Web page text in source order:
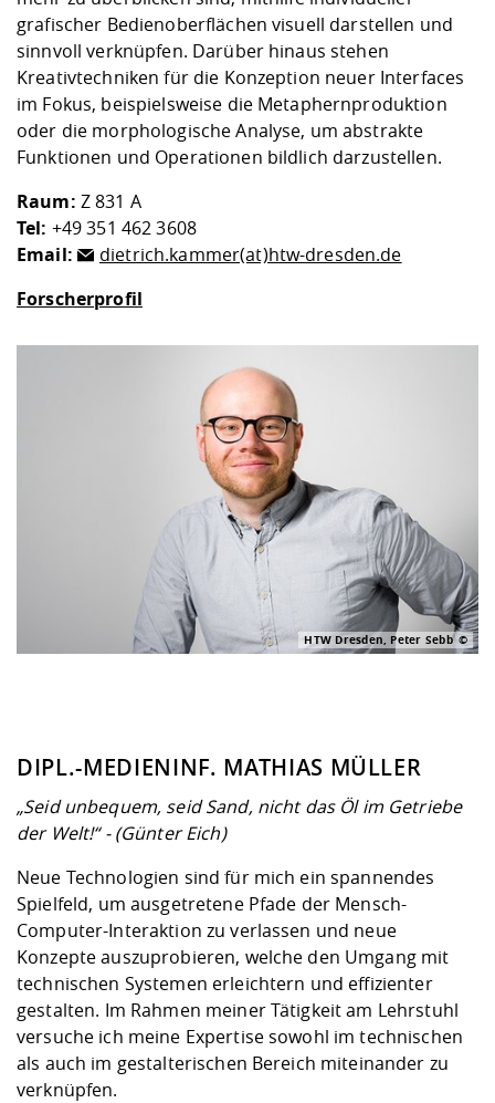
Vorbereitung
Checkliste zum
Studien- und
Digitales Lernen
Fremdsprachen
Studieren in
Lebenslagen
Angebote der
Career Service
Lehren,
Weiterbilden im
Internationale
Formulare und
FIS -
Prototyping und
Gründung und
Kontakt &
Klimaschutz &
Gremien und
Informatik/
Landbau/
Maschinenbau
Angebote für Unternehmen
Kontakt und Anfahrt
Qualitätssicherung
grafischer Bedienoberflächen visuell darstellen und
sinnvoll verknüpfen. Darüber hinaus stehen
Kreativtechniken für die Konzeption neuer Interfaces
im Fokus, beispielsweise die Metaphernproduktion
oder die morphologische Analyse, um abstrakte
Funktionen und Operationen bildlich darzustellen.
Raum: Z 831 A
Tel: +49 351 462 3608
Email:
dietrich.kammer(at)htw-dresden.de
Forscherprofil
HTW Dresden, Peter Sebb
DIPL.-MEDIENINF. MATHIAS MÜLLER
„Seid unbequem, seid Sand, nicht das Öl im Getriebe
der Welt!“ - (Günter Eich)
Neue Technologien sind für mich ein spannendes
Spielfeld, um ausgetretene Pfade der Mensch-
Computer-Interaktion zu verlassen und neue
Konzepte auszuprobieren, welche den Umgang mit
technischen Systemen erleichtern und effizienter
gestalten. Im Rahmen meiner Tätigkeit am Lehrstuhl
versuche ich meine Expertise sowohl im technischen
als auch im gestalterischen Bereich miteinander zu
verknüpfen.